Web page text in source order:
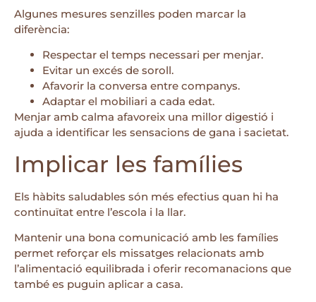
Algunes mesures senzilles poden marcar la
diferència:
Respectar el temps necessari per menjar.
Evitar un excés de soroll.
Afavorir la conversa entre companys.
Adaptar el mobiliari a cada edat.
Menjar amb calma afavoreix una millor digestió i
ajuda a identificar les sensacions de gana i sacietat.
Implicar les famílies
Els hàbits saludables són més efectius quan hi ha
continuïtat entre l’escola i la llar.
Mantenir una bona comunicació amb les famílies
permet reforçar els missatges relacionats amb
l’alimentació equilibrada i oferir recomanacions que
també es puguin aplicar a casa.